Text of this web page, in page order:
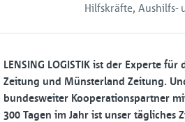
Hilfskräfte, Aushilfs-
LENSING LOGISTIK ist der Experte
Zeitung und Münsterland Zeitung.
bundesweiter Kooperationspartner
300 Tagen im Jahr ist unser tägliches